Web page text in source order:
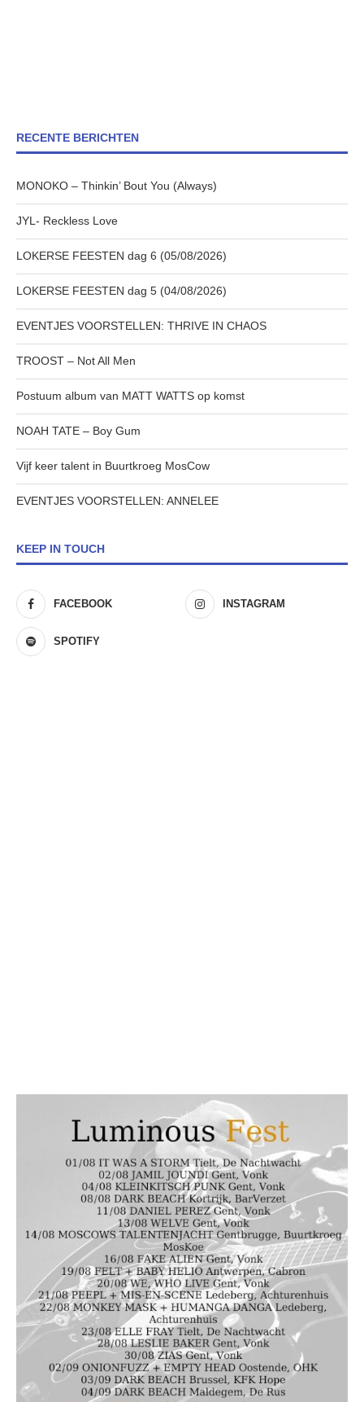
RECENTE BERICHTEN
MONOKO – Thinkin’ Bout You (Always)
JYL- Reckless Love
LOKERSE FEESTEN dag 6 (05/08/2026)
LOKERSE FEESTEN dag 5 (04/08/2026)
EVENTJES VOORSTELLEN: THRIVE IN CHAOS
TROOST – Not All Men
Postuum album van MATT WATTS op komst
NOAH TATE – Boy Gum
Vijf keer talent in Buurtkroeg MosCow
EVENTJES VOORSTELLEN: ANNELEE
KEEP IN TOUCH
FACEBOOK INSTAGRAM
SPOTIFY